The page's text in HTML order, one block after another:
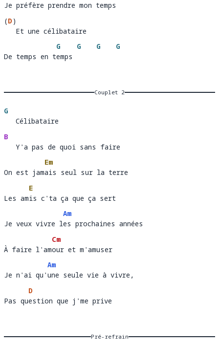
Je préf è
Je préfère prendre mon temps
(D )
Et une célibataire
   Et une célibataire
De temps en t
G
emps
G G
G
De temps en temps
Couplet 2
G
   Célibataire
B
   Y'a pas de quoi sans faire
On est jam
Em
ai
On est jamais seul sur la terre
Les am
E
i
Les amis c'ta ça que ça sert
Je veux vivre l
Am
es
Je veux vivre les prochaines années
À faire l'am
Cm
ou
À faire l'amour et m'amuser
Je n'ai qu'
Am
un
Je n'ai qu'une seule vie à vivre,
Pas qu
D
e
Pas question que j'me prive
Pré-refrain